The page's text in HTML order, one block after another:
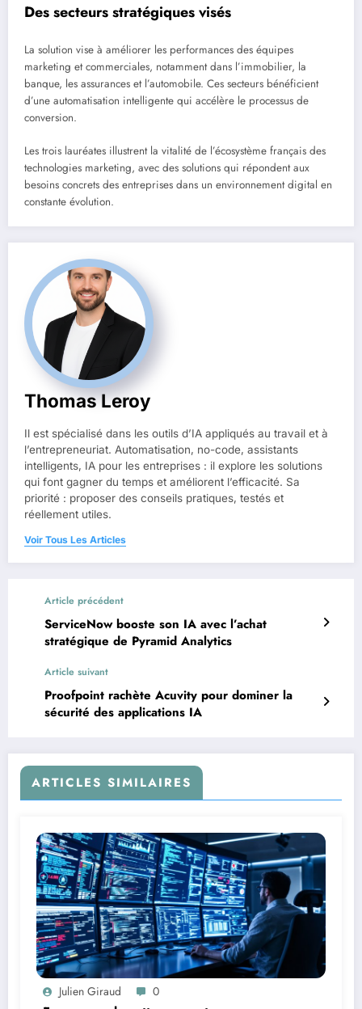
Des secteurs stratégiques visés
La solution vise à améliorer les performances des équipes
marketing et commerciales, notamment dans l’immobilier, la
banque, les assurances et l’automobile. Ces secteurs bénéficient
d’une automatisation intelligente qui accélère le processus de
conversion.
Les trois lauréates illustrent la vitalité de l’écosystème français des
technologies marketing, avec des solutions qui répondent aux
besoins concrets des entreprises dans un environnement digital en
constante évolution.
Thomas Leroy
Il est spécialisé dans les outils d’IA appliqués au travail et à
l’entrepreneuriat. Automatisation, no-code, assistants
intelligents, IA pour les entreprises : il explore les solutions
qui font gagner du temps et améliorent l’efficacité. Sa
priorité : proposer des conseils pratiques, testés et
réellement utiles.
Voir Tous Les Articles
Article précédent
ServiceNow booste son IA avec l’achat
stratégique de Pyramid Analytics
Article suivant
Proofpoint rachète Acuvity pour dominer la
sécurité des applications IA
ARTICLES SIMILAIRES
Julien Giraud 0